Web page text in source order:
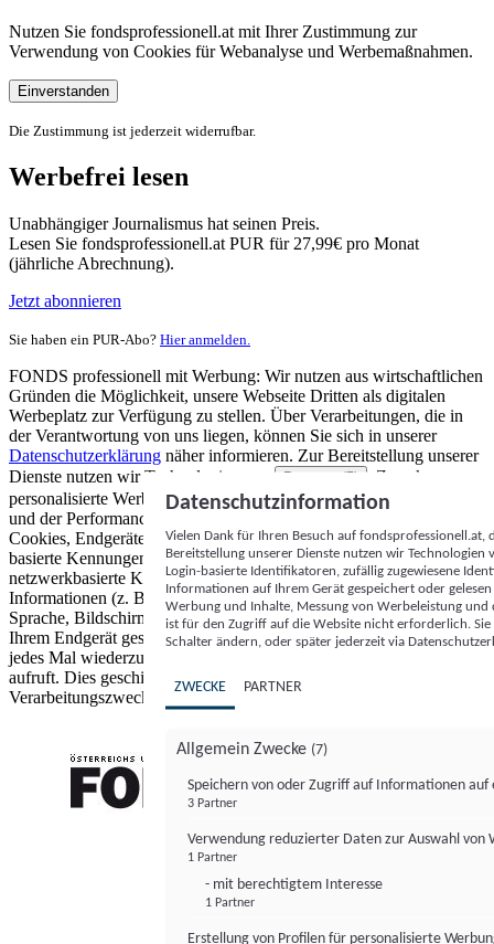
Nutzen Sie fondsprofessionell.at mit Ihrer Zustimmung zur
Verwendung von Cookies für Webanalyse und Werbemaßnahmen.
Einverstanden
Die Zustimmung ist jederzeit widerrufbar.
Werbefrei lesen
Unabhängiger Journalismus hat seinen Preis.
Lesen Sie fondsprofessionell.at PUR für 27,99€ pro Monat
(jährliche Abrechnung).
Jetzt abonnieren
Sie haben ein PUR-Abo? Hier anmelden.
FONDS professionell mit Werbung: Wir nutzen aus wirtschaftlichen
Gründen die Möglichkeit, unsere Webseite Dritten als digitalen
Werbeplatz zur Verfügung zu stellen. Über Verarbeitungen, die in
der Verantwortung von uns liegen, können Sie sich in unserer
Datenschutzerklärung näher informieren. Zur Bereitstellung unserer
Dienste nutzen wir Technologien von
Partnern (5)
. Zwecke:
personalisierte Werbung und Inhalte, Messung von Werbeleistung
und der Performance von Inhalten sowie Zielgruppenforschung.
Cookies, Endgeräte- oder ähnliche Online-Kennungen (z. B. login-
basierte Kennungen, zufällig generierte Kennungen,
netzwerkbasierte Kennungen) können zusammen mit anderen
Informationen (z. B. Browsertyp und Browserinformationen,
Sprache, Bildschirmgröße, unterstützte Technologien usw.) auf
Ihrem Endgerät gespeichert oder von dort ausgelesen werden, um es
jedes Mal wiederzuerkennen, wenn es eine App oder einer Webseite
aufruft. Dies geschieht für einen oder mehrere der hier aufgeführten
Verarbeitungszwecke.
Datenschutzinformation
Vielen Dank für Ihren Besuch auf
Bereitstellung unserer Dienste nutzen wir Technologien
Login-basierte Identifikatoren, zufällig zugewiesene
Informationen auf Ihrem Gerät gespeichert oder
Werbung und Inhalte, Messung von Werbeleistung
ist für den Zugriff auf die Website nicht erforderlich.
Schalter ändern, oder später jederzeit via
ZWECKE PARTNER
Allgemein Zwecke (7)
Speichern von oder Zugriff auf Informationen auf
3 Partner
Verwendung reduzierter Daten zur Auswahl von
1 Partner
- mit berechtigtem Interesse
1 Partner
Erstellung von Profilen für personalisierte
FONDS professionell